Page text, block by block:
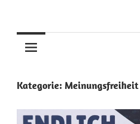
content
Kategorie: Meinungsfreiheit